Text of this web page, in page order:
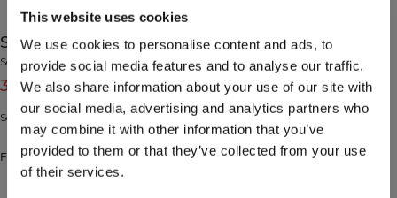
This website uses cookies
We use cookies to personalise content and ads, to
provide social media features and to analyse our traffic.
We also share information about your use of our site with
our social media, advertising and analytics partners who
may combine it with other information that you’ve
provided to them or that they’ve collected from your use
of their services.
Sculpt Seamless Shorts Midnight Blue
Sculpt Collection
319 DKK399 DKK(-20%)
Sømløse shorts med høj talje og ribbet linning. Squat-sikre, også i lyse farver.
Farve: Midnight Blue